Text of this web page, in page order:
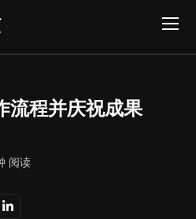
流程并庆祝成果
阅读